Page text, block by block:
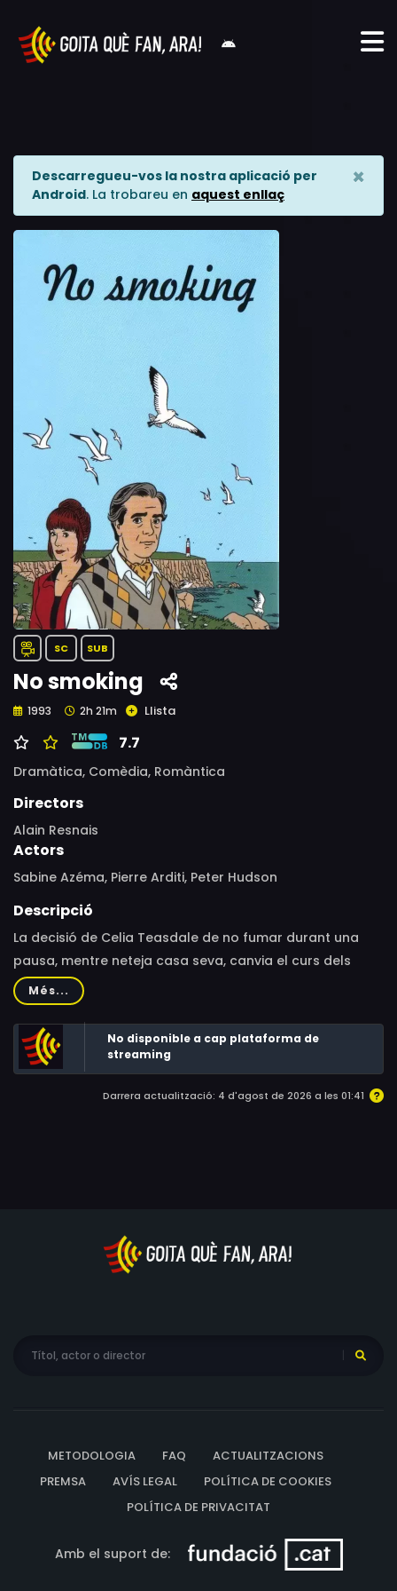
Descarregueu-vos la nostra aplicació per
Android. La trobareu en aquest enllaç
×
SC SUB
No smoking
1993 2h 21m Llista
7.7
Dramàtica, Comèdia, Romàntica
Directors
Alain Resnais
Actors
Sabine Azéma, Pierre Arditi, Peter Hudson
Descripció
La decisió de Celia Teasdale de no fumar durant una
pausa, mentre neteja casa seva, canvia el curs dels
esdeveniments.
Més...
No disponible a cap plataforma de
streaming
Darrera actualització: 4 d'agost de 2026 a les 01:41
METODOLOGIA FAQ
ACTUALITZACIONS
PREMSA
AVÍS LEGAL
POLÍTICA DE COOKIES
POLÍTICA DE PRIVACITAT
Amb el suport de: